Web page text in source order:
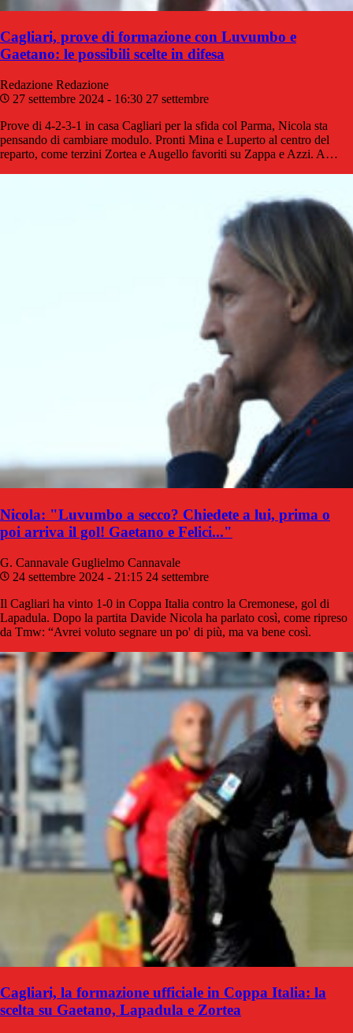
Cagliari, prove di formazione con Luvumbo e
Gaetano: le possibili scelte in difesa
Redazione Redazione
27 settembre 2024 - 16:30 27 settembre
Prove di 4-2-3-1 in casa Cagliari per la sfida col Parma, Nicola sta
pensando di cambiare modulo. Pronti Mina e Luperto al centro del
reparto, come terzini Zortea e Augello favoriti su Zappa e Azzi. A…
Nicola: "Luvumbo a secco? Chiedete a lui, prima o
poi arriva il gol! Gaetano e Felici..."
G. Cannavale Guglielmo Cannavale
24 settembre 2024 - 21:15 24 settembre
Il Cagliari ha vinto 1-0 in Coppa Italia contro la Cremonese, gol di
Lapadula. Dopo la partita Davide Nicola ha parlato così, come ripreso
da Tmw: “Avrei voluto segnare un po' di più, ma va bene così.
Cagliari, la formazione ufficiale in Coppa Italia: la
scelta su Gaetano, Lapadula e Zortea